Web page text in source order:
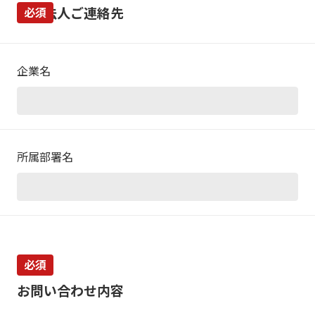
所属法人ご連絡先
必須
企業名
所属部署名
お問い合わせ内容
必須